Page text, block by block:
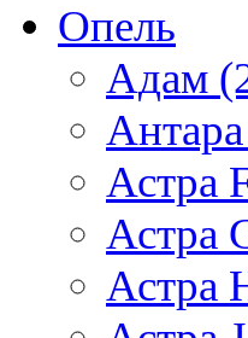
Опель
Адам
Астра
Астра
Астра